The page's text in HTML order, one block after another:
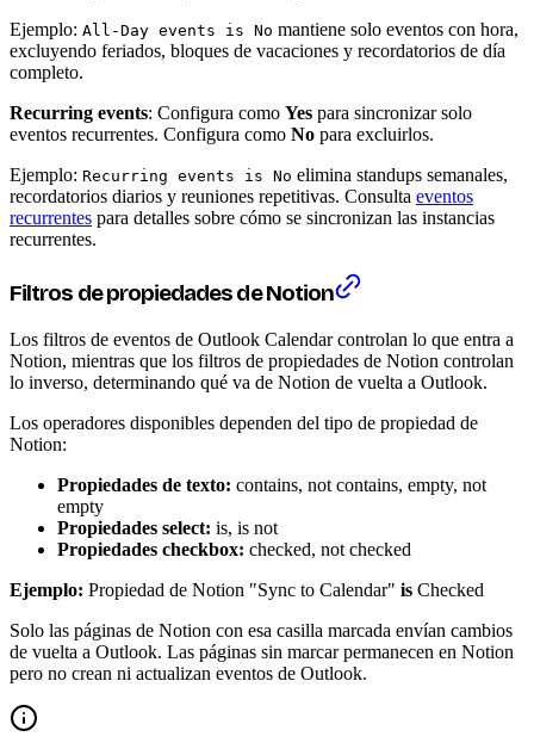
Ejemplo: All-Day events is No mantiene solo eventos con hora,
excluyendo feriados, bloques de vacaciones y recordatorios de día
completo.
Recurring events: Configura como Yes para sincronizar solo
eventos recurrentes. Configura como No para excluirlos.
Ejemplo: Recurring events is No elimina standups semanales,
recordatorios diarios y reuniones repetitivas. Consulta eventos
recurrentes para detalles sobre cómo se sincronizan las instancias
recurrentes.
Filtros de propiedades de Notion
Los filtros de eventos de Outlook Calendar controlan lo que entra a
Notion, mientras que los filtros de propiedades de Notion controlan
lo inverso, determinando qué va de Notion de vuelta a Outlook.
Los operadores disponibles dependen del tipo de propiedad de
Notion:
Propiedades de texto: contains, not contains, empty, not
empty
Propiedades select: is, is not
Propiedades checkbox: checked, not checked
Ejemplo: Propiedad de Notion "Sync to Calendar" is Checked
Solo las páginas de Notion con esa casilla marcada envían cambios
de vuelta a Outlook. Las páginas sin marcar permanecen en Notion
pero no crean ni actualizan eventos de Outlook.